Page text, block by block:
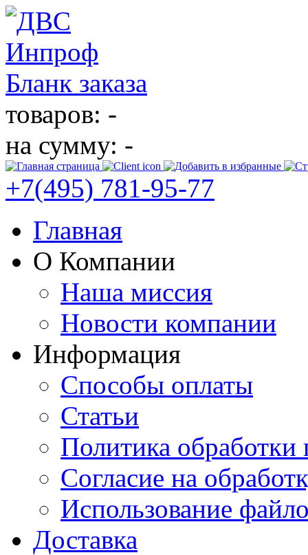
Бланк заказа
товаров: -
на сумму: -
+7(495) 781-95-77
Главная
О Компании
Наша миссия
Новости компании
Информация
Способы оплаты
Статьи
Политика
Согласие на
Использование
Доставка